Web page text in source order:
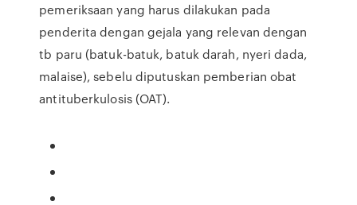
pemeriksaan yang harus dilakukan pada
penderita dengan gejala yang relevan dengan
tb paru (batuk-batuk, batuk darah, nyeri dada,
malaise), sebelu diputuskan pemberian obat
antituberkulosis (OAT).